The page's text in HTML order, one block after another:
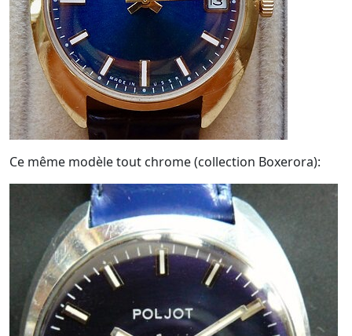
Ce même modèle tout chrome (collection Boxerora):